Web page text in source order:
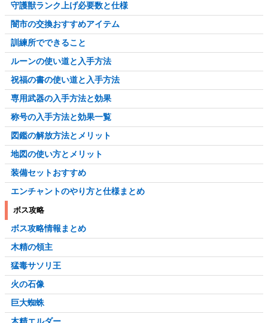
守護獣ランク上げ必要数と仕様
闇市の交換おすすめアイテム
訓練所でできること
ルーンの使い道と入手方法
祝福の書の使い道と入手方法
専用武器の入手方法と効果
称号の入手方法と効果一覧
図鑑の解放方法とメリット
地図の使い方とメリット
装備セットおすすめ
エンチャントのやり方と仕様まとめ
ボス攻略
ボス攻略情報まとめ
木精の領主
猛毒サソリ王
火の石像
巨大蜘蛛